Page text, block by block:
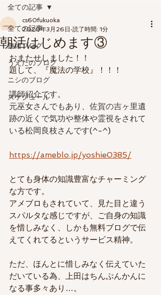
全ての記事
施術ブログ
うえだのブログ
ニシのブログ
スケジュール
全ての記事
朝活はじめます③
cs60fukuoka
2020年3月26日 読了時間: 1分
おまたせしました！！
題して、『魔法の学校』！！！
講師紹介です。
元巫女さんでもあり、 佐賀の吉ヶ里遺
跡の近くで気功や整体や霊視をされて
いる松岡良枝さんです(^-^)
https://ameblo.jp/yoshie0385/
とても身体の知識豊富なチャーミング
な方です。
アメブロもされていて、見た目と違う
スパルタな感じですが、ご自身の知識
を惜しみなく、しかも無料ブログで伝
えてくれてるというサービス精神。
ただ、ほんとに惜しみなく伝えていた
だいている為、上田はちんぷんかんに
なる事多々あり…。